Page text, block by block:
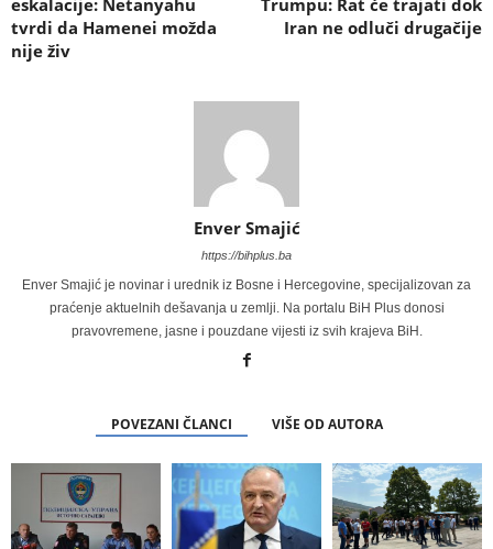
eskalacije: Netanyahu
tvrdi da Hamenei možda
nije živ
Trumpu: Rat će trajati dok
Iran ne odluči drugačije
Enver Smajić
https://bihplus.ba
Enver Smajić je novinar i urednik iz Bosne i Hercegovine, specijalizovan za
praćenje aktuelnih dešavanja u zemlji. Na portalu BiH Plus donosi
pravovremene, jasne i pouzdane vijesti iz svih krajeva BiH.
POVEZANI ČLANCI VIŠE OD AUTORA